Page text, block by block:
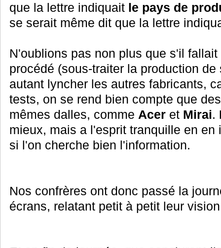
que la lettre indiquait le pays de
se serait même dit que la lettre
N'oublions pas non plus que s'il
procédé (sous-traiter la production
autant lyncher les autres fabricants,
tests, on se rend bien compte que
mêmes dalles, comme Aceret Mirai.
mieux, mais a l'esprit tranquille en
si l'on cherche bien l'information.
Nos confrères ont donc passé la
écrans, relatant petit à petit leur